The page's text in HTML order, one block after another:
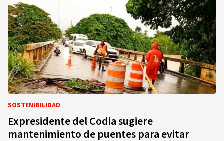
SOSTENIBILIDAD
Expresidente del Codia sugiere
mantenimiento de puentes para evitar